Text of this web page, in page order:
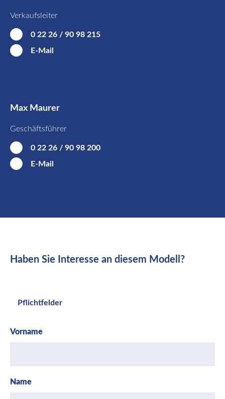
Verkaufsleiter
0 22 26 / 90 98 215
E-Mail
Max Maurer
Geschäftsführer
0 22 26 / 90 98 200
E-Mail
Haben Sie Interesse an diesem Modell?
Pflichtfelder
Vorname
Name